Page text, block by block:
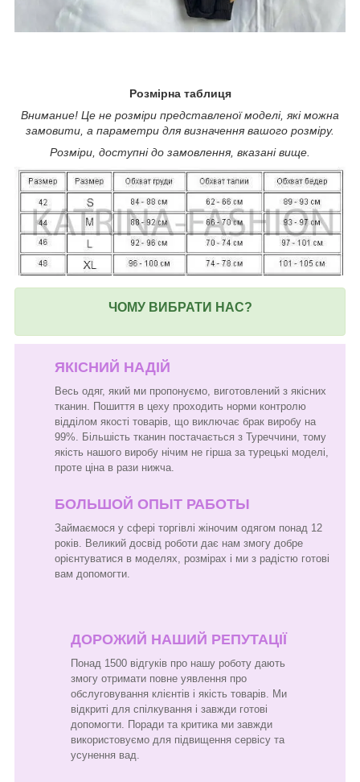
Розмірна таблиця
Внимание! Це не розміри представленої моделі, які можна
замовити, а параметри для визначення вашого розміру.
Розміри, доступні до замовлення, вказані вище.
ЧОМУ ВИБРАТИ НАС?
ЯКІСНИЙ НАДІЙ
Весь одяг, який ми пропонуємо, виготовлений з якісних
тканин. Пошиття в цеху проходить норми контролю
відділом якості товарів, що виключає брак виробу на
99%. Більшість тканин постачається з Туреччини, тому
якість нашого виробу нічим не гірша за турецькі моделі,
проте ціна в рази нижча.
БОЛЬШОЙ ОПЫТ РАБОТЫ
Займаємося у сфері торгівлі жіночим одягом понад 12
років. Великий досвід роботи дає нам змогу добре
орієнтуватися в моделях, розмірах і ми з радістю готові
вам допомогти.
ДОРОЖИЙ НАШИЙ РЕПУТАЦІЇ
Понад 1500 відгуків про нашу роботу дають
змогу отримати повне уявлення про
обслуговування клієнтів і якість товарів. Ми
відкриті для спілкування і завжди готові
допомогти. Поради та критика ми завжди
використовуємо для підвищення сервісу та
усунення вад.